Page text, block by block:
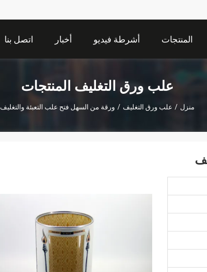
المنتجات أشرطة فيديو أخبار اتصل بنا
علب ورق التغليف المنتجات
منزل / علب ورق التغليف / ورقة من السهل فتح علب التعبئة والتغليف